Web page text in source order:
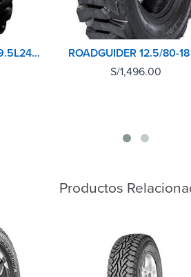
LLANTAS PIRELLI 19.5L24 12PR PN12
S/1,496.00
Productos